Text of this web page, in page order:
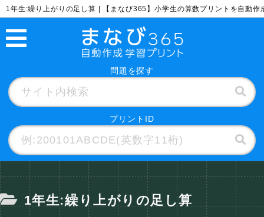
1年生:繰り上がりの足し算 | 【まなび365】小学生の算数プリントを自動作
問題を探す
プリントID
1年生:繰り上がりの足し算